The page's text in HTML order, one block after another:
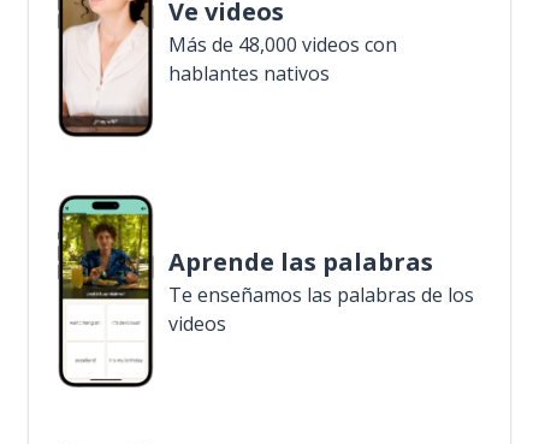
Ve videos
Más de 48,000 videos con
hablantes nativos
Aprende las palabras
Te enseñamos las palabras de los
videos